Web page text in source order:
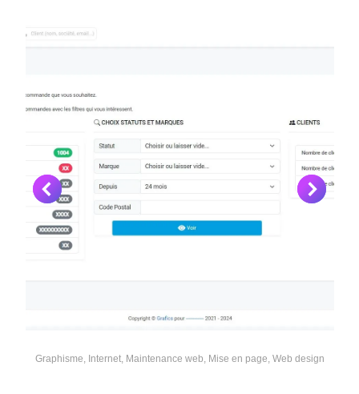
Graphisme, Internet, Maintenance web, Mise en page,Web design